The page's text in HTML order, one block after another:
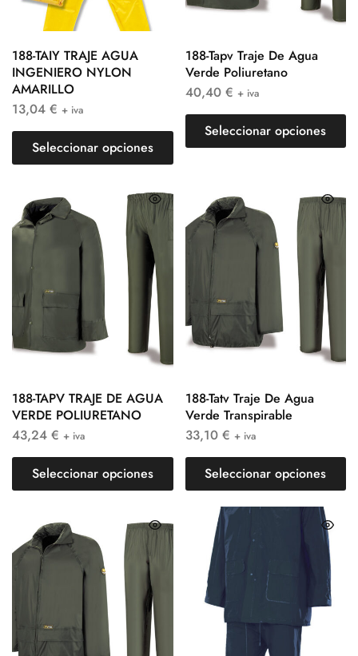
188-TAIY TRAJE AGUA
INGENIERO NYLON
AMARILLO
13,04 € + iva
Seleccionar opciones
188-Tapv Traje De Agua
Verde Poliuretano
40,40 € + iva
Seleccionar opciones
188-TAPV TRAJE DE AGUA
VERDE POLIURETANO
43,24 € + iva
Seleccionar opciones
188-Tatv Traje De Agua
Verde Transpirable
33,10 € + iva
Seleccionar opciones